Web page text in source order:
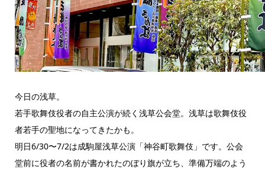
今日の浅草。
若手歌舞伎役者の自主公演が続く浅草公会堂。浅草は歌舞伎役
者若手の聖地になってきたかも。
明日6/30〜7/2は成駒屋浅草公演「神谷町歌舞伎」です。公会
堂前に役者の名前が書かれたのぼり旗が立ち、準備万端のよう